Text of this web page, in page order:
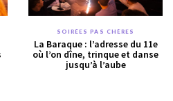
SOIRÉES PAS CHÈRES
La Baraque : l’adresse du 11e
où l’on dîne, trinque et danse
jusqu’à l’aube